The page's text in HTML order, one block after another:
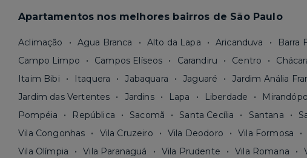
Apartamentos nos melhores bairros de São Paulo
Aclimação Agua Branca Alto da Lapa Aricanduva Barra
Campo Limpo
Campos Elíseos Carandiru Centro
Itaim Bibi
Itaquera Jabaquara Jaguaré Jardim Anália
Jardim das Vertentes
Jardins Lapa Liberdade
Pompéia
República Sacomã Santa Cecília Santana
Vila Congonhas
Vila Cruzeiro Vila Deodoro Vila Formosa
Vila Olímpia
Vila Paranaguá Vila Prudente Vila Romana